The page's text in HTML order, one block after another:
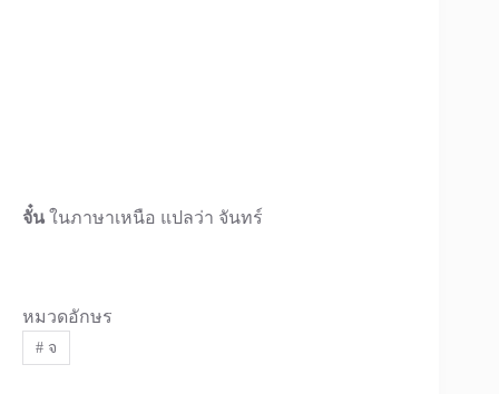
จั๋น ในภาษาเหนือ แปลว่า จันทร์
หมวดอักษร
#จ